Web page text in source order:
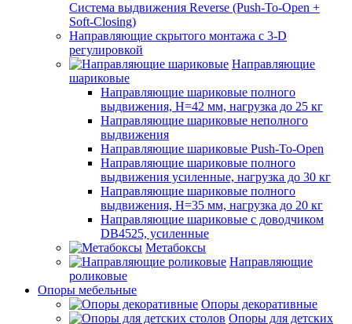
Система выдвижения Reverse (Push-To-Open +
Soft-Closing)
Направляющие скрытого монтажа с 3-D
регулировкой
Направляющие
шариковые
Направляющие шариковые полного
выдвижения, H=42 мм, нагрузка до 25 кг
Направляющие шариковые неполного
выдвижения
Направляющие шариковые Push-To-Open
Направляющие шариковые полного
выдвижения усиленные, нагрузка до 30 кг
Направляющие шариковые полного
выдвижения, H=35 мм, нагрузка до 20 кг
Направляющие шариковые с доводчиком
DB4525, усиленные
Метабоксы
Направляющие
роликовые
Опоры мебельные
Опоры декоративные
Опоры для детских